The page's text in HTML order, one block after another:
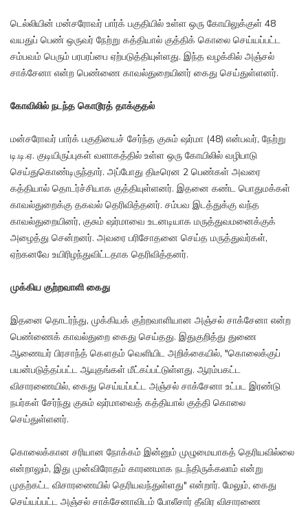
டெல்லியின் மன்சரோவர் பார்க் பகுதியில் உள்ள ஒரு கோயிலுக்குள் 48
வயதுப் பெண் ஒருவர் நேற்று கத்தியால் குத்திக் கொலை செய்யப்பட்ட
சம்பவம் பெரும் பரபரப்பை ஏற்படுத்தியுள்ளது. இந்த வழக்கில் அஞ்சல்
சாக்சேனா என்ற பெண்ணை காவல்துறையினர் கைது செய்துள்ளனர்.
கோவிலில் நடந்த கொடூரத் தாக்குதல்
மன்சரோவர் பார்க் பகுதியைச் சேர்ந்த குசும் ஷர்மா (48) என்பவர், நேற்று
டி.டி.ஏ. குடியிருப்புகள் வளாகத்தில் உள்ள ஒரு கோயிலில் வழிபாடு
செய்துகொண்டிருந்தார். அப்போது திடீரென 2 பெண்கள் அவரை
கத்தியால் தொடர்ச்சியாக குத்தியுள்ளனர். இதனை கண்ட பொதுமக்கள்
காவல்துறைக்கு தகவல் தெரிவித்தனர். சம்பவ இடத்துக்கு வந்த
காவல்துறையினர், குசும் ஷர்மாவை உடனடியாக மருத்துவமனைக்குக்
அழைத்து சென்றனர். அவரை பரிசோதனை செய்த மருத்துவர்கள்,
ஏற்கனவே உயிரிழந்துவிட்டதாக தெரிவித்தனர்.
முக்கிய குற்றவாளி கைது
இதனை தொடர்ந்து, முக்கியக் குற்றவாளியான அஞ்சல் சாக்சேனா என்ற
பெண்ணைக் காவல்துறை கைது செய்தது. இதுகுறித்து துணை
ஆணையர் பிரசாந்த் கௌதம் வெளியிட அறிக்கையில், "கொலைக்குப்
பயன்படுத்தப்பட்ட ஆயுதங்கள் மீட்கப்பட்டுள்ளது. ஆரம்பகட்ட
விசாரணையில், கைது செய்யப்பட்ட அஞ்சல் சாக்சேனா உட்பட இரண்டு
நபர்கள் சேர்ந்து குசும் ஷர்மாவைத் கத்தியால் குத்தி கொலை
செய்துள்ளனர்.
கொலைக்கான சரியான நோக்கம் இன்னும் முழுமையாகத் தெரியவில்லை
என்றாலும், இது முன்விரோதம் காரணமாக நடந்திருக்கலாம் என்று
முதற்கட்ட விசாரணையில் தெரியவந்துள்ளது" என்றார். மேலும், கைது
செய்யப்பட்ட அஞ்சல் சாக்சேனாவிடம் போலீசார் தீவிர விசாரணை